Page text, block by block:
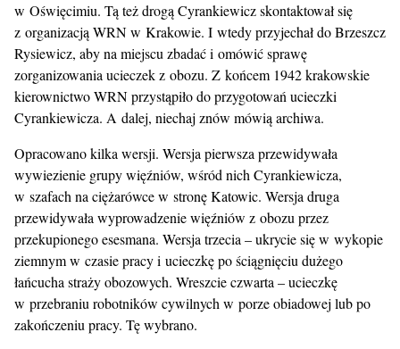
w Oświęcimiu. Tą też drogą Cyrankiewicz skontaktował się
z organizacją WRN w Krakowie. I wtedy przyjechał do Brzeszcz
Rysiewicz, aby na miejscu zbadać i omówić sprawę
zorganizowania ucieczek z obozu. Z końcem 1942 krakowskie
kierownictwo WRN przystąpiło do przygotowań ucieczki
Cyrankiewicza. A dalej, niechaj znów mówią archiwa.
Opracowano kilka wersji. Wersja pierwsza przewidywała
wywiezienie grupy więźniów, wśród nich Cyrankiewicza,
w szafach na ciężarówce w stronę Katowic. Wersja druga
przewidywała wyprowadzenie więźniów z obozu przez
przekupionego esesmana. Wersja trzecia – ukrycie się w wykopie
ziemnym w czasie pracy i ucieczkę po ściągnięciu dużego
łańcucha straży obozowych. Wreszcie czwarta – ucieczkę
w przebraniu robotników cywilnych w porze obiadowej lub po
zakończeniu pracy. Tę wybrano.